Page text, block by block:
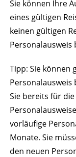
Sie können Ihre
eines gültigen
keinen gültigen
Personalausweis
Tipp: Sie können
Personalausweis
Sie bereits für
vorläufige
Monate. Sie
den neuen